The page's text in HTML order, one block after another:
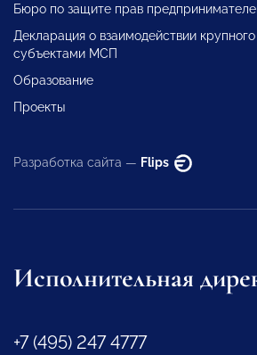
Бюро по защите прав
Декларация о взаимодействии
субъектами МСП
Образование
Проекты
Разработка сайта — Flips
Исполнительная
+7 (495) 247 4777